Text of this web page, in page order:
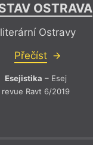
OSTRAVA
Ostravy
Přečíst
Esejistika – Esej
revue Ravt 6/2019